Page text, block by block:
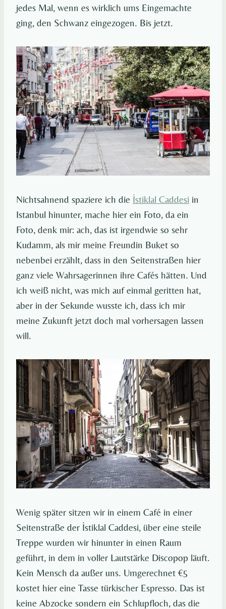
jedes Mal, wenn es wirklich ums Eingemachte
ging, den Schwanz eingezogen. Bis jetzt.
Nichtsahnend spaziere ich die İstiklal Caddesi in
Istanbul hinunter, mache hier ein Foto, da ein
Foto, denk mir: ach, das ist irgendwie so sehr
Kudamm, als mir meine Freundin Buket so
nebenbei erzählt, dass in den Seitenstraßen hier
ganz viele Wahrsagerinnen ihre Cafés hätten. Und
ich weiß nicht, was mich auf einmal geritten hat,
aber in der Sekunde wusste ich, dass ich mir
meine Zukunft jetzt doch mal vorhersagen lassen
will.
Wenig später sitzen wir in einem Café in einer
Seitenstraße der İstiklal Caddesi, über eine steile
Treppe wurden wir hinunter in einen Raum
geführt, in dem in voller Lautstärke Discopop läuft.
Kein Mensch da außer uns. Umgerechnet €5
kostet hier eine Tasse türkischer Espresso. Das ist
keine Abzocke sondern ein Schlupfloch, das die